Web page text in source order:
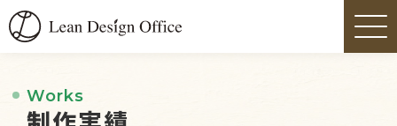
Works